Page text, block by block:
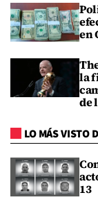
en
la
de
LO MÁS VISTO
13